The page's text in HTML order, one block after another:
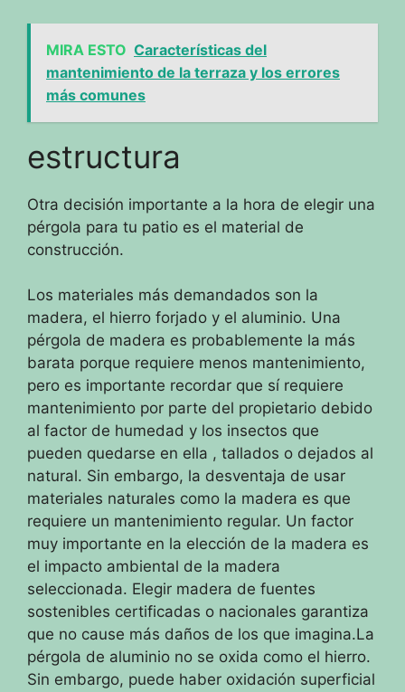
MIRA ESTO Características del
mantenimiento de la terraza y los errores
más comunes
estructura
Otra decisión importante a la hora de elegir una
pérgola para tu patio es el material de
construcción.
Los materiales más demandados son la
madera, el hierro forjado y el aluminio. Una
pérgola de madera es probablemente la más
barata porque requiere menos mantenimiento,
pero es importante recordar que sí requiere
mantenimiento por parte del propietario debido
al factor de humedad y los insectos que
pueden quedarse en ella , tallados o dejados al
natural. Sin embargo, la desventaja de usar
materiales naturales como la madera es que
requiere un mantenimiento regular. Un factor
muy importante en la elección de la madera es
el impacto ambiental de la madera
seleccionada. Elegir madera de fuentes
sostenibles certificadas o nacionales garantiza
que no cause más daños de los que imagina.La
pérgola de aluminio no se oxida como el hierro.
Sin embargo, puede haber oxidación superficial